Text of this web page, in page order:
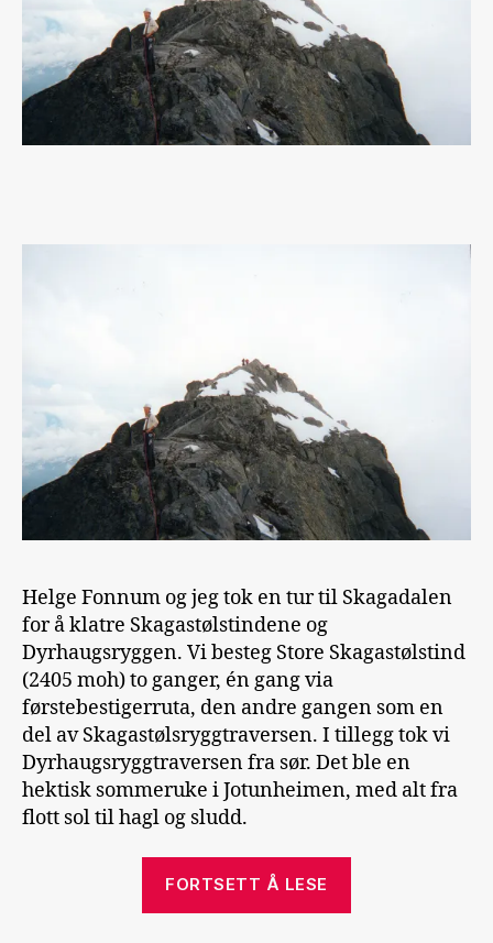
Helge Fonnum og jeg tok en tur til Skagadalen
for å klatre Skagastølstindene og
Dyrhaugsryggen. Vi besteg Store Skagastølstind
(2405 moh) to ganger, én gang via
førstebestigerruta, den andre gangen som en
del av Skagastølsryggtraversen. I tillegg tok vi
Dyrhaugsryggtraversen fra sør. Det ble en
hektisk sommeruke i Jotunheimen, med alt fra
flott sol til hagl og sludd.
FORTSETT Å LESE